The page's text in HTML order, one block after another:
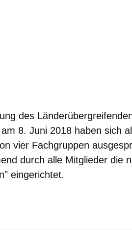
des
8. Juni 2018 haben sich
vier Fachgruppen
durch alle Mitglieder die
eingerichtet.